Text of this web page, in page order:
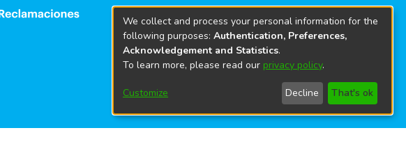
We collect and process your personal information for the
following purposes: Authentication, Preferences,
Acknowledgement and Statistics.
To learn more, please read our privacy policy.
Customize Decline That's ok